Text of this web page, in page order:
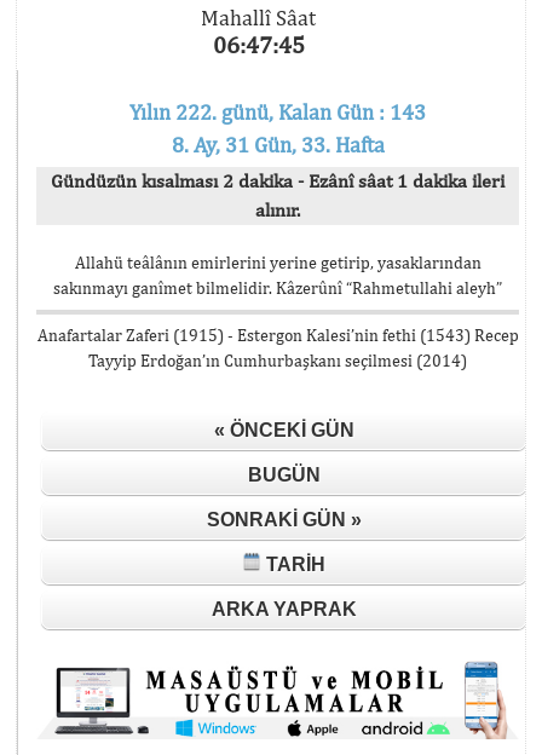
Mahallî Sâat
06:47:45
Yılın 222. günü, Kalan Gün : 143
8. Ay, 31 Gün, 33. Hafta
Gündüzün kısalması 2 dakika - Ezânî sâat 1 dakika ileri
alınır.
Allahü teâlânın emirlerini yerine getirip, yasaklarından
sakınmayı ganîmet bilmelidir. Kâzerûnî “Rahmetullahi aleyh”
Anafartalar Zaferi (1915) - Estergon Kalesi’nin fethi (1543) Recep
Tayyip Erdoğan’ın Cumhurbaşkanı seçilmesi (2014)
« ÖNCEKI GÜN
BUGÜN
SONRAKI GÜN »
TARIH
ARKA YAPRAK